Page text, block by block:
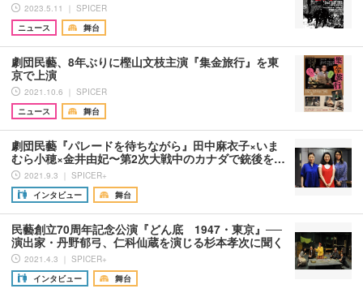
2023.5.11 ｜ SPICER
ニュース
舞台
劇団民藝、8年ぶりに樫山文枝主演『集金旅行』を東
京で上演
2021.10.6 ｜ SPICER
ニュース
舞台
劇団民藝『パレードを待ちながら』田中麻衣子×いま
むら小穂×金井由妃〜第2次大戦中のカナダで銃後を…
2021.9.3 ｜ SPICER+
インタビュー
舞台
民藝創立70周年記念公演『どん底 1947・東京』──
演出家・丹野郁弓、仁科仙蔵を演じる杉本孝次に聞く
2021.4.3 ｜ SPICER+
インタビュー
舞台